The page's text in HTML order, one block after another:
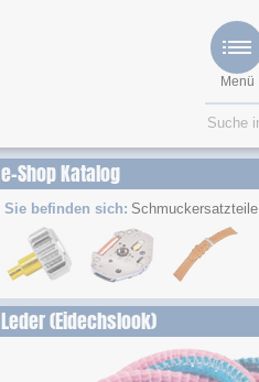
Menü
e-Shop Katalog
Sie befinden sich: Schmuckersatzteile
Leder (Eidechslook)